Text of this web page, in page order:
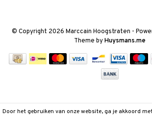
© Copyright 2026 Marccain Hoogstraten -
Theme byHuysmans.me
Door het gebruiken van onze website, ga je akkoord